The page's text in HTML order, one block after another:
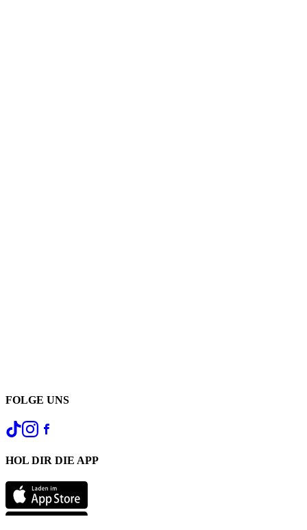
FOLGE UNS
HOL DIR DIE APP